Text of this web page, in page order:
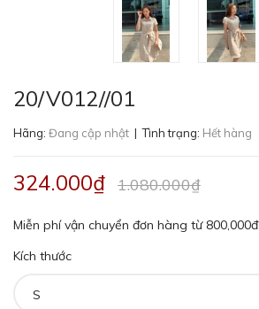
20/V012//01
Hãng: Đang cập nhật | Tình trạng: Hết hàng
324.000₫ 1.080.000₫
Miễn phí vận chuyển đơn hàng từ 800,000đ
Kích thước